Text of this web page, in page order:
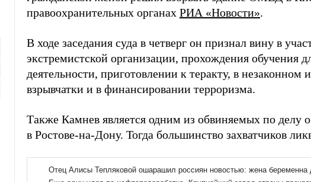
правоохранительных органах РИА «Новости».
В ходе заседания суда в четверг он признал вину в
экстремистской организации, прохождения обучения
деятельности, приготовлении к теракту, в незаконном
взрывчатки и в финансировании терроризма.
Также Камнев является одним из обвиняемых по делу
в Ростове-на-Дону. Тогда большинство захватчиков